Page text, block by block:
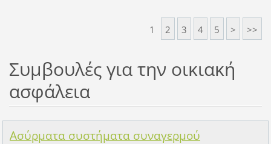
1 2 3 4 5 > >>
Συμβουλές για την οικιακή
ασφάλεια
Ασύρματα συστήματα συναγερμού